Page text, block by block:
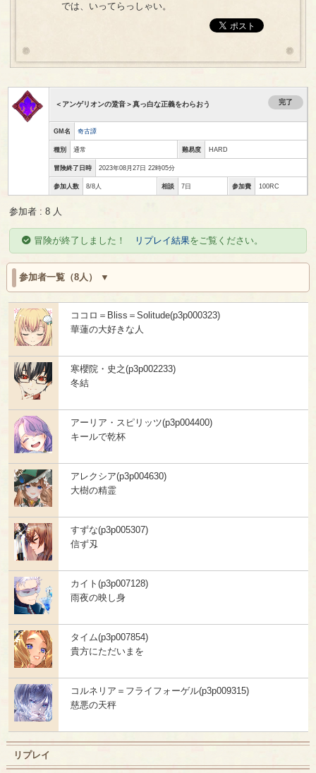
では、いってらっしゃい。
＜アンゲリオンの跫音＞真っ白な正義をわらおう 完了
GM名 奇古譚
種別 通常 難易度 HARD
冒険終了日時 2023年08月27日 22時05分
参加人数 8/8人 相談 7日 参加費 100RC
参加者 : 8 人
冒険が終了しました！ リプレイ結果をご覧ください。
参加者一覧（8人）
ココロ＝Bliss＝Solitude(p3p000323)
華蓮の大好きな人
寒櫻院・史之(p3p002233)
冬結
アーリア・スピリッツ(p3p004400)
キールで乾杯
アレクシア(p3p004630)
大樹の精霊
すずな(p3p005307)
信ず刄
カイト(p3p007128)
雨夜の映し身
タイム(p3p007854)
貴方にただいまを
コルネリア＝フライフォーゲル(p3p009315)
慈悪の天秤
リプレイ